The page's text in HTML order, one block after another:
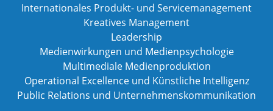
Internationales Produkt- und Servicemanagement
Kreatives Management
Leadership
Medienwirkungen und Medienpsychologie
Multimediale Medienproduktion
Operational Excellence und Künstliche Intelligenz
Public Relations und Unternehmenskommunikation